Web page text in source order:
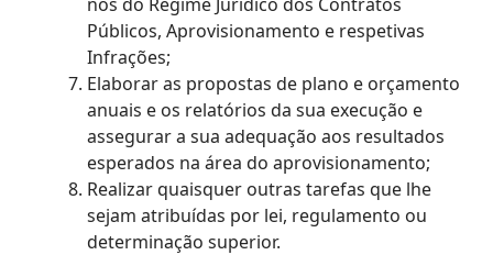
Públicos, Aprovisionamento e respetivas
Infrações;
Elaborar as propostas de plano e orçamento
anuais e os relatórios da sua execução e
assegurar a sua adequação aos resultados
esperados na área do aprovisionamento;
Realizar quaisquer outras tarefas que lhe
sejam atribuídas por lei, regulamento ou
determinação superior.